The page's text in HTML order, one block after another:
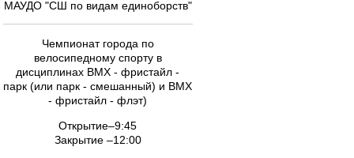
МАУДО "СШ по видам единоборств"
Чемпионат города по
велосипедному спорту в
дисциплинах ВМХ - фристайл -
парк (или парк - смешанный) и ВМХ
- фристайл - флэт)
Открытие–9:45
Закрытие –12:00